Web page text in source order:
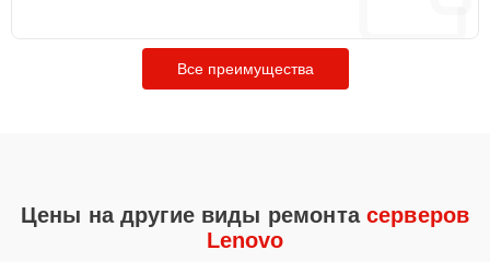
Все преимущества
Цены на другие виды ремонта серверов
Lenovo